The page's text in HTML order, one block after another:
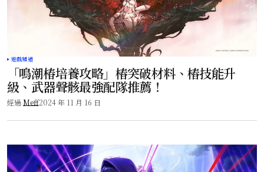
遊戲頻道
「鳴潮椿培養攻略」樁突破材料、樁技能升
級、武器聲骸最強配隊推薦！
經過 Meff2024 年 11 月 16 日